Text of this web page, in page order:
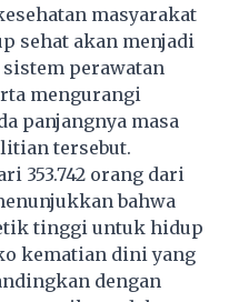
masyarakat
sehat akan menjadi
perawatan
mengurangi
panjangnya masa
tersebut.
353.742 orang dari
bahwa
tinggi untuk hidup
kematian dini yang
dengan